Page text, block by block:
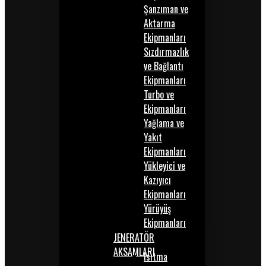
Şanzıman ve
Aktarma
Ekipmanları
Sızdırmazlık
ve Bağlantı
Ekipmanları
Turbo ve
Ekipmanları
Yağlama ve
Yakıt
Ekipmanları
Yükleyici ve
Kazıyıcı
Ekipmanları
Yürüyüş
Ekipmanları
JENERATÖR
AKSAMLARIIsıtma